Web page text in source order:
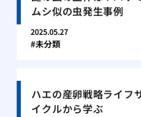
ムシ似の虫発生事例
2025.05.27
未分類
ハエの産卵戦略ライフ
イクルから学ぶ